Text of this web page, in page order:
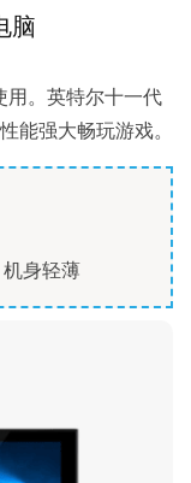
脑
用。英特尔十一代
能强大畅玩游戏。
身轻薄